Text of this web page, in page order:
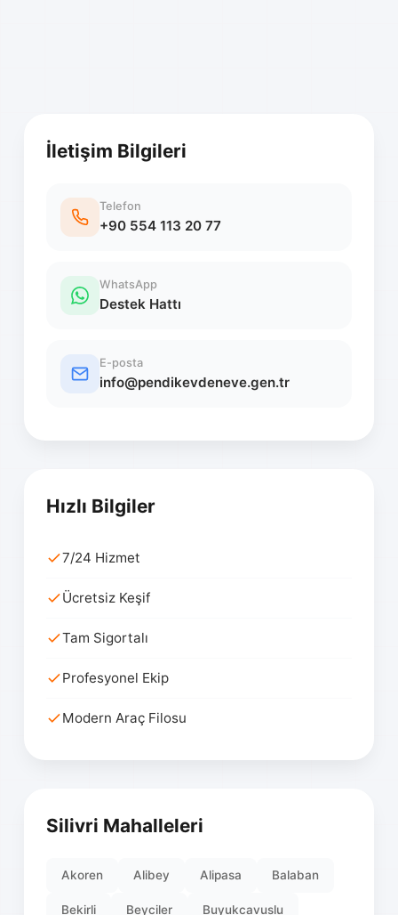
İletişim Bilgileri
Telefon
+90 554 113 20 77
WhatsApp
Destek Hattı
E-posta
info@pendikevdeneve.gen.tr
Hızlı Bilgiler
7/24 Hizmet
Ücretsiz Keşif
Tam Sigortalı
Profesyonel Ekip
Modern Araç Filosu
Silivri Mahalleleri
Akoren Alibey Alipasa Balaban
Bekirli Beyciler Buyukcavuslu